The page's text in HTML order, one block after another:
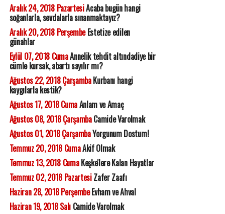
Aralık 24, 2018 PazartesiAcaba bugün hangi
soğanlarla, sevdalarla sınanmaktayız?
Aralık 20, 2018 PerşembeEstetize edilen
günahlar
Eylül 07, 2018 CumaAnnelik tehdit altındadiye bir
cümle kursak, abartı sayılır mı?
Ağustos 22, 2018 ÇarşambaKurbanı hangi
kaygılarla kestik?
Ağustos 17, 2018 CumaAnlam ve Amaç
Ağustos 08, 2018 ÇarşambaCamide Varolmak
Ağustos 01, 2018 ÇarşambaYorgunum Dostum!
Temmuz 20, 2018 CumaAkif Olmak
Temmuz 13, 2018 CumaKeşke'lere Kalan Hayatlar
Temmuz 02, 2018 PazartesiZafer Zaafı
Haziran 28, 2018 PerşembeEvham ve Ahval
Haziran 19, 2018 SalıCamide Varolmak